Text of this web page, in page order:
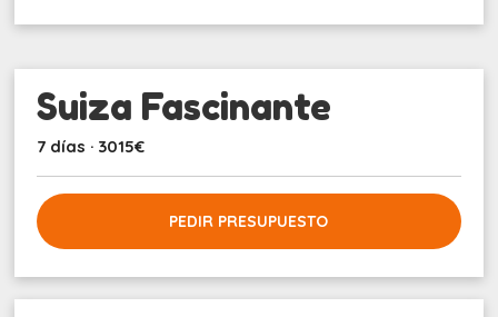
Suiza Fascinante
7 días · 3015€
PEDIR PRESUPUESTO